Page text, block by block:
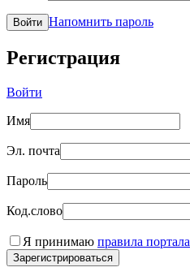
Войти Напомнить пароль
Регистрация
Войти
Имя
Эл. почта
Пароль
Код.слово
Я принимаю правила портала
Зарегистрироваться